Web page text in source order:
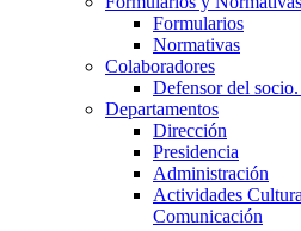
Formularios
Normativas
Colaboradores
Defensor del
Departamentos
Dirección
Presidencia
Administración
Actividades
Comunicación